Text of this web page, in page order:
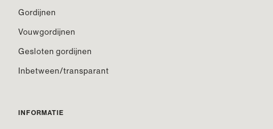
Gordijnen
Vouwgordijnen
Gesloten gordijnen
Inbetween/transparant
INFORMATIE